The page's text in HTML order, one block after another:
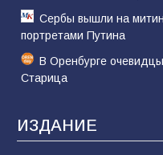
Сербы вышли на
портретами Путина
В Оренбурге
Старица
ИЗДАНИЕ